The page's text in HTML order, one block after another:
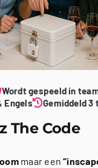
Wordt gespeeld in
Engels
Gemiddeld 3
The Code
maar een